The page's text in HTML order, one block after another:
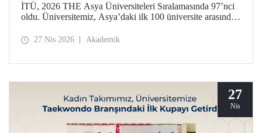
İTÜ, 2026 THE Asya Üniversiteleri Sıralamasında 97’nci
oldu. Üniversitemiz, Asya’daki ilk 100 üniversite arasında
göstergesinde (araştırma kalitesi, araştırma çevresi,
27 Nis 2026 Akademik
27
Nis